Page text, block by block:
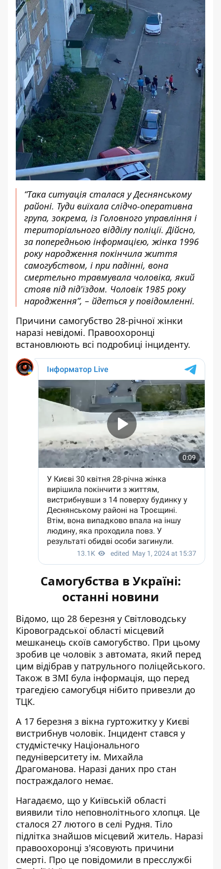
“Така ситуація сталася у Деснянському
районі. Туди виїхала слідчо-оперативна
група, зокрема, із Головного управління і
територіального відділу поліції. Дійсно,
за попередньою інформацією, жінка 1996
року народження покінчила життя
самогубством, і при падінні, вона
смертельно травмувала чоловіка, який
стояв під під'їздом. Чоловік 1985 року
народження”, – йдеться у повідомленні.
Причини самогубство 28-річної жінки
наразі невідомі. Правоохоронці
встановлюють всі подробиці інциденту.
Самогубства в Україні:
останні новини
Відомо, що 28 березня у Світловодську
Кіровоградської області місцевий
мешканець скоїв самогубство. При цьому
зробив це чоловік з автомата, який перед
цим відібрав у патрульного поліцейського.
Також в ЗМІ була інформація, що перед
трагедією самогубця нібито привезли до
ТЦК.
А 17 березня з вікна гуртожитку у Києві
вистрибнув чоловік. Інцидент стався у
студмістечку Національного
педуніверситету ім. Михайла
Драгоманова. Наразі даних про стан
постраждалого немає.
Нагадаємо, що у Київській області
виявили тіло неповнолітнього хлопця. Це
сталося 27 лютого в селі Рудня. Тіло
підлітка знайшов місцевий житель. Наразі
правоохоронці з'ясовують причини
смерті. Про це повідомили в пресслужбі